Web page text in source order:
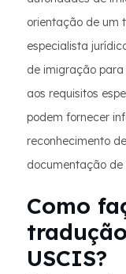
orientação de um
especialista
de imigração
aos requisitos
podem fornecer
reconhecimento
documentação de
Como
USCIS?